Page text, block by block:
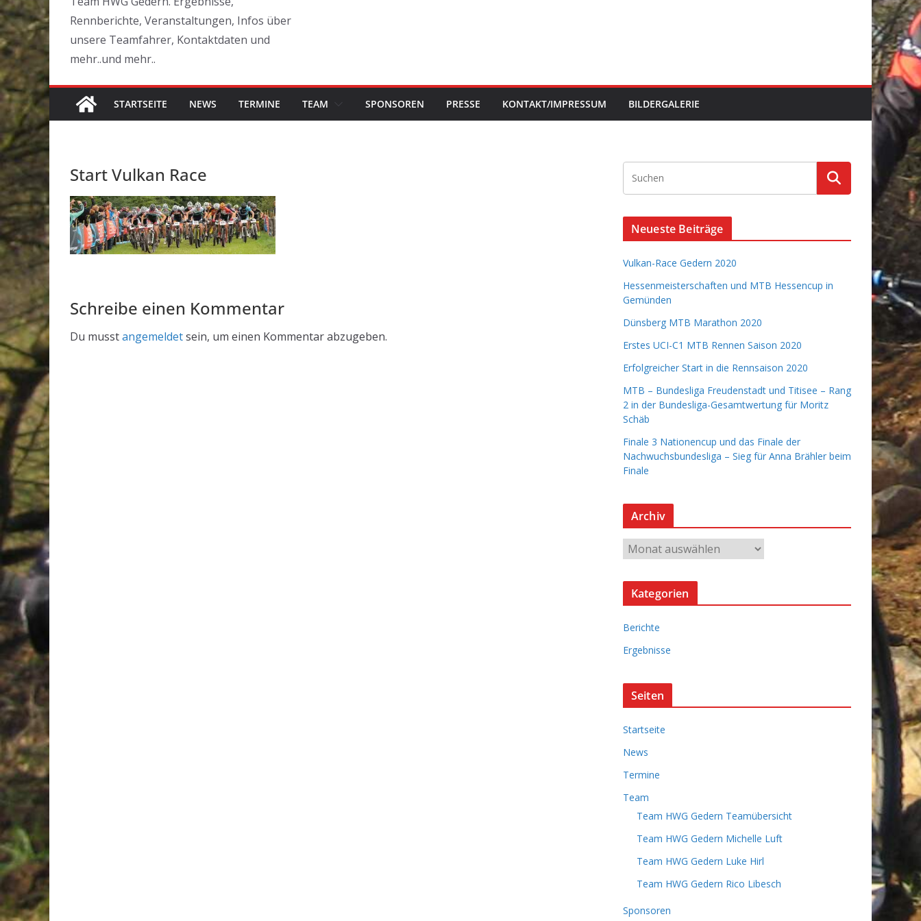
Rennberichte, Veranstaltungen, Infos über
unsere Teamfahrer, Kontaktdaten und
mehr..und mehr..
STARTSEITE NEWS TERMINE TEAM SPONSOREN PRESSE KONTAKT/IMPRESSUM BILDERGALERIE
Start Vulkan Race
Schreibe einen Kommentar
Du musstangemeldetsein, um einen Kommentar abzugeben.
Neueste Beiträge
Vulkan-Race Gedern 2020
Hessenmeisterschaften und MTB Hessencup in
Gemünden
Dünsberg MTB Marathon 2020
Erstes UCI-C1 MTB Rennen Saison 2020
Erfolgreicher Start in die Rennsaison 2020
MTB – Bundesliga Freudenstadt und Titisee – Rang
2 in der Bundesliga-Gesamtwertung für Moritz
Schäb
Finale 3 Nationencup und das Finale der
Nachwuchsbundesliga – Sieg für Anna Brähler beim
Finale
Archiv
r
c
v
Kategorien
Berichte
Ergebnisse
Seiten
Startseite
News
Termine
Team
Team HWG Gedern Teamübersicht
Team HWG Gedern Michelle Luft
Team HWG Gedern Luke Hirl
Team HWG Gedern Rico Libesch
Sponsoren